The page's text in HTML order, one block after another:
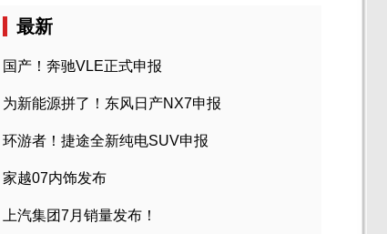
最新
国产！奔驰VLE正式申报
为新能源拼了！东风日产NX7申报
环游者！捷途全新纯电SUV申报
家越07内饰发布
上汽集团7月销量发布！